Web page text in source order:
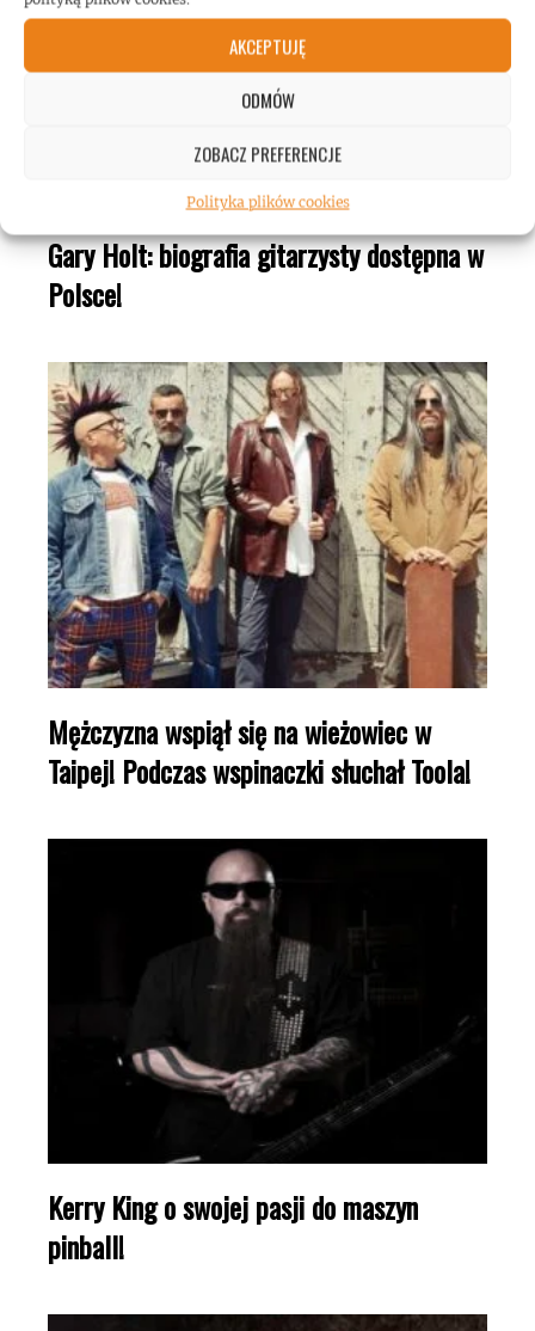
AKCEPTUJĘ
ODMÓW
ZOBACZ PREFERENCJE
Polityka plików cookies
Gary Holt: biografia gitarzysty dostępna w
Polsce!
Mężczyzna wspiął się na wieżowiec w
Taipej! Podczas wspinaczki słuchał Toola!
Kerry King o swojej pasji do maszyn
pinball!